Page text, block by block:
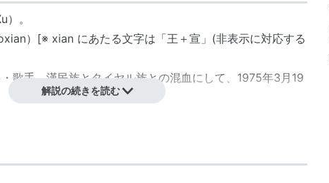
。
）[※ xian にあたる文字は「王＋宣」(非表示に対応する
歌手。漢民族とタイヤル族との混血にして、1975年3月19
て歌手デビュー（'84〜'89年活動の日本の「少女隊」とは
映画に出演。
解説の続きを読む